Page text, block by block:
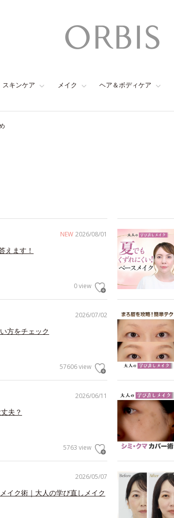
スキンケア メイク ヘア＆ボディケア
NEW 2026/08/01
えます！
0 view
2026/07/02
方をチェック
57606 view
2026/06/11
夫？
5763 view
2026/05/07
イク術｜大人の学び直しメイク